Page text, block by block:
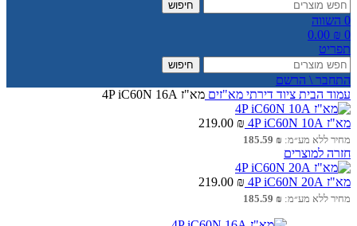
חיפוש
0 השווה
0
0.00 ₪
תפריט
חיפוש
התחבר \ הרשם
עמוד הבית ציוד דירתי מא"זים מא"ז 4P iC60N 16A
מא"ז 4P iC60N 10A 219.00 ₪
מחיר ללא מע״מ: 185.59 ₪
חזרה למוצרים
מא"ז 4P iC60N 20A 219.00 ₪
מחיר ללא מע״מ: 185.59 ₪